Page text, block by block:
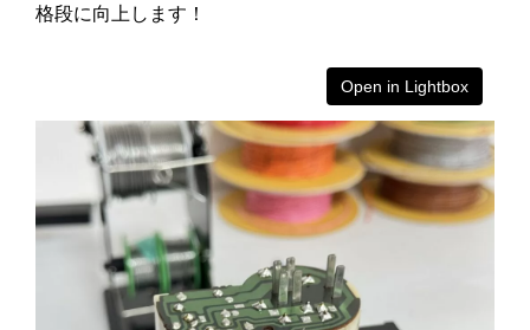
格段に向上します！
Open in Lightbox